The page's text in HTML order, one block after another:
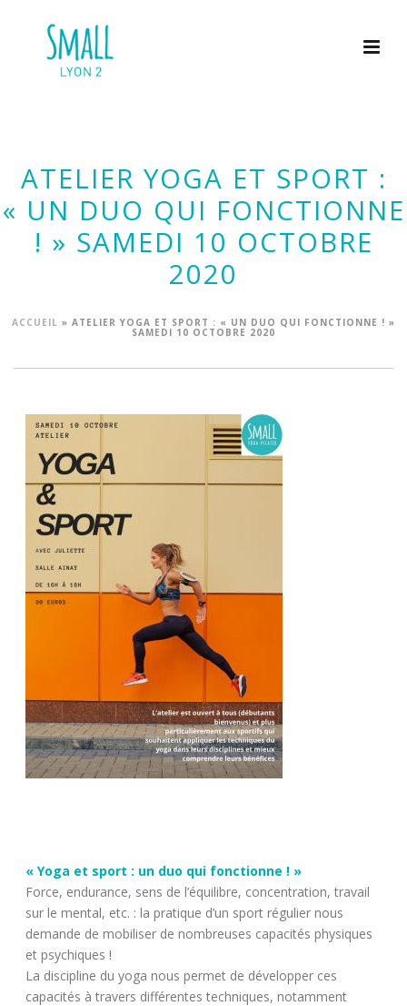
ATELIER YOGA ET SPORT :
« UN DUO QUI FONCTIONNE
! » SAMEDI 10 OCTOBRE
2020
ACCUEIL » ATELIER YOGA ET SPORT : « UN DUO QUI FONCTIONNE ! »
SAMEDI 10 OCTOBRE 2020
« Yoga et sport : un duo qui fonctionne ! »
Force, endurance, sens de l’équilibre, concentration, travail
sur le mental, etc. : la pratique d’un sport régulier nous
demande de mobiliser de nombreuses capacités physiques
et psychiques !
La discipline du yoga nous permet de développer ces
capacités à travers différentes techniques, notamment